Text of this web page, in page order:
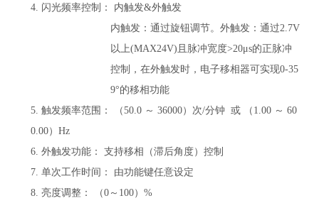
4. 闪光频率控制：
内触发&外触发
内触发：通过旋钮调节。外触发：通过2.7V
以上(MAX24V)且脉冲宽度>20μs的正脉冲
控制，在外触发时，电子移相器可实现0-35
9°的移相功能
5.触发频率范围：
（50.0 ～ 36000）次/分钟 或 （1.00 ～ 60
0.00）Hz
6.外触发功能：
支持移相（滞后角度）控制
7.单次工作时间：
由功能键任意设定
8.亮度调整： （0～100）%